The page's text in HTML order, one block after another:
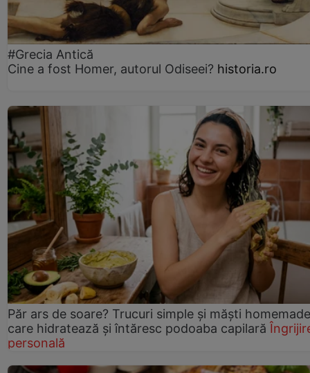
#Grecia Antică
Cine a fost Homer, autorul Odiseei? historia.ro
Păr ars de soare? Trucuri simple și măști homemade
care hidratează și întăresc podoaba capilară
personală